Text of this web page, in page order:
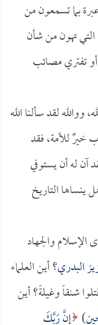
بما تسمعون من
التي تهون من شأن
تفتري مصائب
ووالله لقد سألنا الله
خيرٌ للأمة، فقد
آن له أن يستوفي
ينساها التاريخ
الإسلام والجهاد
البدري؟ أين العلماء
شنقاً وغيلةً؟ أين
) إِنَّ رَبَّكَ